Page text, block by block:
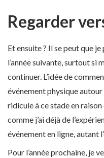
Regarder
Et ensuite ? Il se peut que
l’année suivante, surtout si
continuer. L’idée de
événement physique
ridicule à ce stade en
comme j’ai déjà de
événement en ligne, autant
Pour l’année prochaine, je